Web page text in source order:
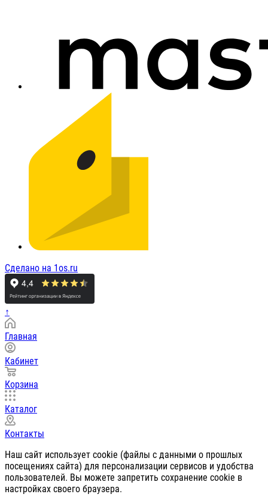
Сделано на 1os.ru
↑
Главная
Кабинет
Корзина
Каталог
Контакты
Наш сайт использует cookie (файлы с данными о прошлых
посещениях сайта) для персонализации сервисов и удобства
пользователей. Вы можете запретить сохранение cookie в
настройках своего браузера.